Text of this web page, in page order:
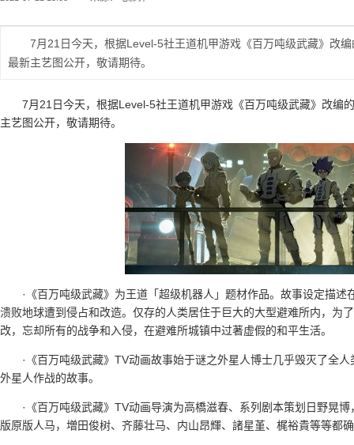
7月21日今天，根据Level-5社王道机甲游戏《百万吨级武藏》改
最新主艺图公开，敬请期待。
7月21日今天，根据Level-5社王道机甲游戏《百万吨级武藏》改编
主艺图公开，敬请期待。
·《百万吨级武藏》为王道「超级机器人」题材作品。故事设定描
溃败地球遭到侵占和改造。仅存的人类居住于巨大的大型避难所内，为
改，忘却所有的战争和入侵，在避难所城镇中过著虚假的和平生活。
·《百万吨级武藏》TV动画故事始于谜之外星人博士几乎毁灭了全
外星人作战的故事。
·《百万吨级武藏》TV动画导演为高橋滋春、系列剧本策划日野晃
版原版人马，増田俊树、齐藤壮马、内山昂輝、諸星堇、梶裕貴等等都